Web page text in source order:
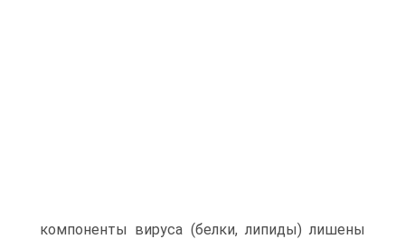
компоненты вируса (белки, липиды) лишены